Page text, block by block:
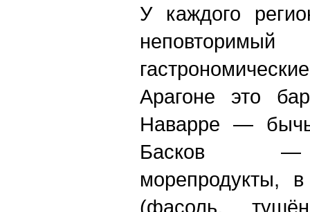
У каждого
Арагоне это
Наварре —
Басков —
морепродукты,
(фасоль,